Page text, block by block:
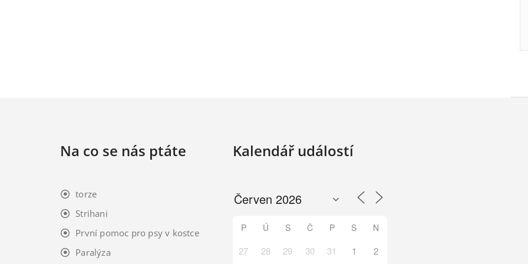
Na co se nás ptáte
torze
Strihani
První pomoc pro psy v kostce
Paralýza
Kalendář událostí
P Ú S Č P S N
27 28 29 30 31 1 2